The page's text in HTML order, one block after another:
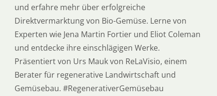
und erfahre mehr über erfolgreiche
Direktvermarktung von Bio-Gemüse. Lerne von
Experten wie Jena Martin Fortier und Eliot Coleman
und entdecke ihre einschlägigen Werke.
Präsentiert von Urs Mauk von ReLaVisio, einem
Berater für regenerative Landwirtschaft und
Gemüsebau. #RegenerativerGemüsebau